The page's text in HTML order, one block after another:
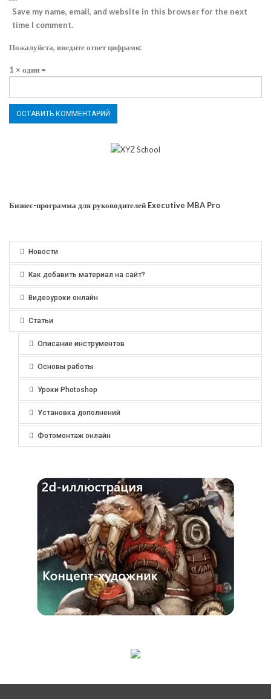
Save my name, email, and website in this browser for the next
time I comment.
Пожалуйста, введите ответ цифрами:
1 × один =
Бизнес-программа для руководителей Executive MBA Pro
Новости
Как добавить материал на сайт?
Видеоуроки онлайн
Статьи
Описание инструментов
Основы работы
Уроки Photoshop
Установка дополнений
Фотомонтаж онлайн